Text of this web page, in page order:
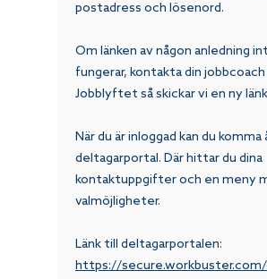
postadress och lösenord.
Om länken av någon anledning
fungerar, kontakta din jobbcoach
Jobblyftet så skickar vi en ny
När du är inloggad kan du komma
deltagarportal. Där hittar du dina
kontaktuppgifter och en meny
valmöjligheter.
Länk till deltagarportalen:
https://